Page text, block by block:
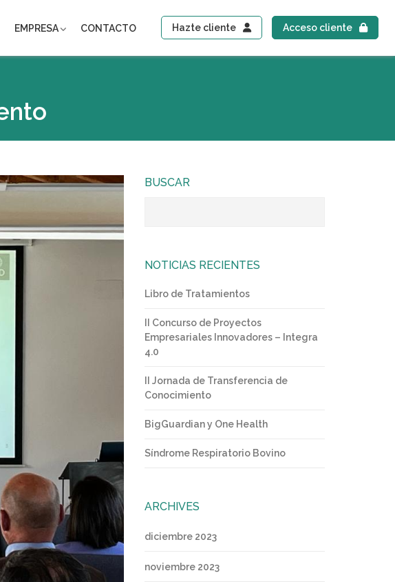
EMPRESA CONTACTO Hazte cliente Acceso cliente
BUSCAR
NOTICIAS RECIENTES
Libro de Tratamientos
II Concurso de Proyectos
Empresariales Innovadores – Integra
4.0
II Jornada de Transferencia de
Conocimiento
BigGuardian y One Health
Síndrome Respiratorio Bovino
ARCHIVES
diciembre 2023
noviembre 2023